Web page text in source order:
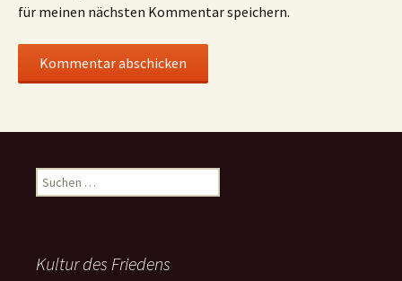
für meinen nächsten Kommentar speichern.
Suchen
nach:
Kultur des Friedens